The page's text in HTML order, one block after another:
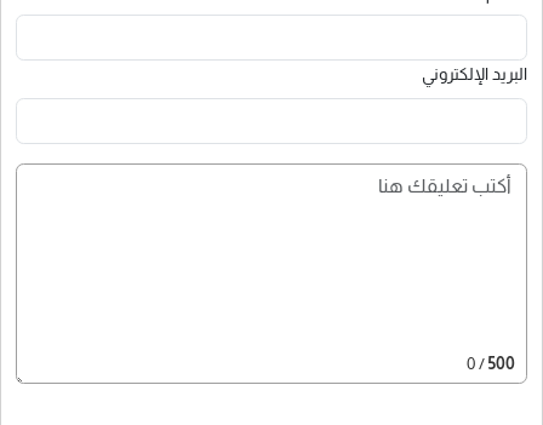
البريد الإلكتروني
500
/ 0